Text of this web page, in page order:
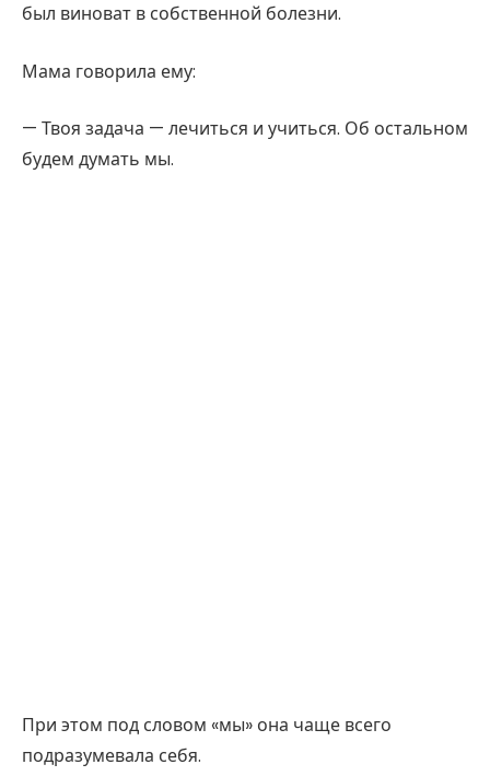
был виноват в собственной болезни.
Мама говорила ему:
— Твоя задача — лечиться и учиться. Об остальном
будем думать мы.
При этом под словом «мы» она чаще всего
подразумевала себя.